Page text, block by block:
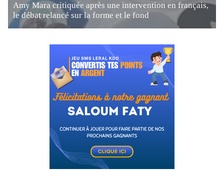
Amy Mara critiquée après une intervention en français,
le débat relancé sur la forme et le fond